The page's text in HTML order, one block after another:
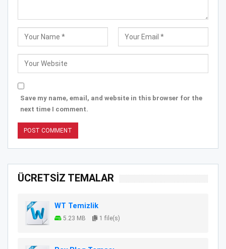
Save my name, email, and website in this browser for the
next time I comment.
ÜCRETSİZ TEMALAR
WT Temizlik
5.23 MB 1 file(s)